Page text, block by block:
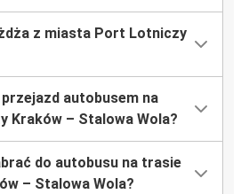
z miasta Port Lotniczy
autobusem na
Kraków – Stalowa Wola?
do autobusu na trasie
– Stalowa Wola?